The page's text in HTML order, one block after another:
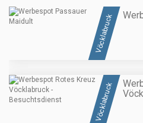
Vöcklabruck
Vöcklabruck